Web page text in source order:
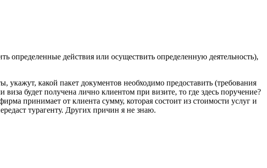
определенные действия или осуществить определенную деятельность),
какой пакет документов необходимо предоставить (требования
будет получена лично клиентом при визите, то где здесь поручение?
принимает от клиента сумму, которая состоит из стоимости услуг и
турагенту. Других причин я не знаю.